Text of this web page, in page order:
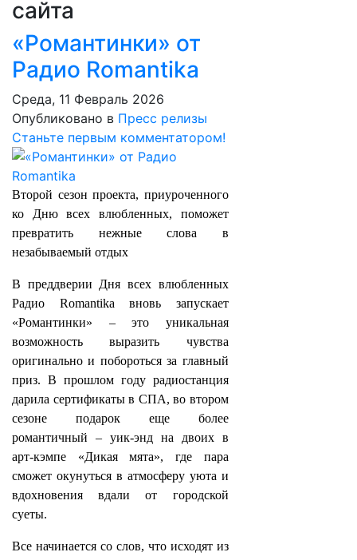
сайта
«Романтинки» от
Радио Romantika
Среда, 11 Февраль 2026
Опубликовано в Пресс релизы
Станьте первым комментатором!
Второй сезон проекта, приуроченного
ко Дню всех влюбленных, поможет
превратить нежные слова в
незабываемый отдых
В преддверии Дня всех влюбленных
Радио Romantika вновь запускает
«Романтинки» – это уникальная
возможность выразить чувства
оригинально и побороться за главный
приз. В прошлом году радиостанция
дарила сертификаты в СПА, во втором
сезоне подарок еще более
романтичный – уик-энд на двоих в
арт-кэмпе «Дикая мята», где пара
сможет окунуться в атмосферу уюта и
вдохновения вдали от городской
суеты.
Все начинается со слов, что исходят из